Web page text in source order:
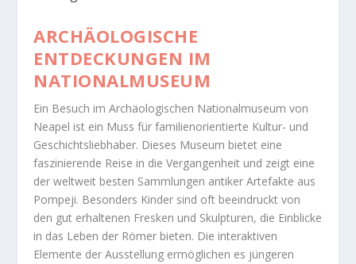
ARCHÄOLOGISCHE
ENTDECKUNGEN IM
NATIONALMUSEUM
Ein Besuch im Archäologischen Nationalmuseum von
Neapel ist ein Muss für familienorientierte Kultur- und
Geschichtsliebhaber. Dieses Museum bietet eine
faszinierende Reise in die Vergangenheit und zeigt eine
der weltweit besten Sammlungen antiker Artefakte aus
Pompeji. Besonders Kinder sind oft beeindruckt von
den gut erhaltenen Fresken und Skulpturen, die Einblicke
in das Leben der Römer bieten. Die interaktiven
Elemente der Ausstellung ermöglichen es jüngeren